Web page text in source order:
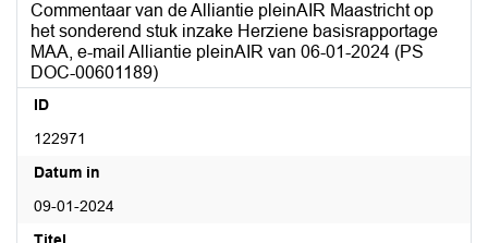
Commentaar van de Alliantie pleinAIR Maastricht op
het sonderend stuk inzake Herziene basisrapportage
MAA, e-mail Alliantie pleinAIR van 06-01-2024 (PS
DOC-00601189)
ID
122971
Datum in
09-01-2024